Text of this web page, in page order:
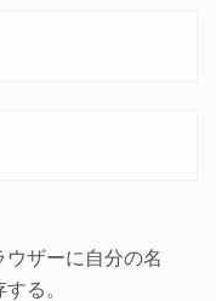
ザーに自分の名
る。